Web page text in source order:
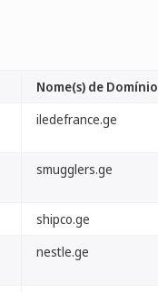
Nome(s) de Domínio
iledefrance.ge
smugglers.ge
shipco.ge
nestle.ge